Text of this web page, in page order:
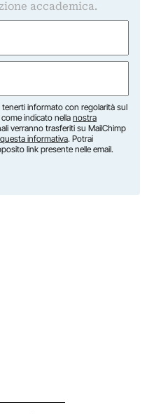
accademica.
informato con regolarità sul
indicato nella nostra
verranno trasferiti su MailChimp
questa informativa. Potrai
link presente nelle email.